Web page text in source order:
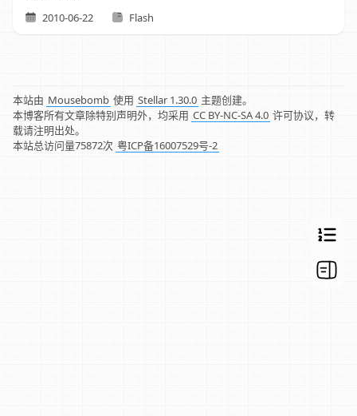
2010-06-22 Flash
本站由 Mousebomb 使用 Stellar 1.30.0 主题创建。
本博客所有文章除特别声明外，均采用 CC BY-NC-SA 4.0 许可协议，转
载请注明出处。
本站总访问量75872次 粤ICP备16007529号-2